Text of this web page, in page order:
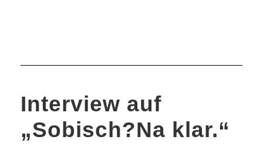
Interview auf
„Sobisch?Na klar.“